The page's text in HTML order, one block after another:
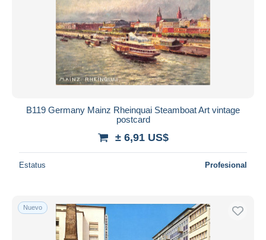
B119 Germany Mainz Rheinquai Steamboat Art vintage
postcard
± 6,91 US$
Estatus Profesional
Nuevo